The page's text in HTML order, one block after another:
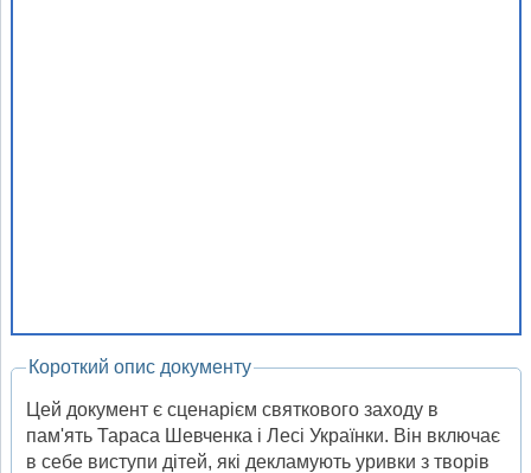
Короткий опис документу
Цей документ є сценарієм святкового заходу в
пам'ять Тараса Шевченка і Лесі Українки. Він включає
в себе виступи дітей, які декламують уривки з творів